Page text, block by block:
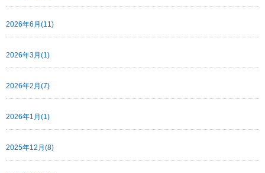
2026年6月(11)
2026年3月(1)
2026年2月(7)
2026年1月(1)
2025年12月(8)